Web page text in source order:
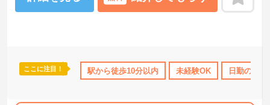
110日以上 資格取得サポート 研修制度あり 産休･育休･介護
ここに注目！ 駅から徒歩10分以内 未経験OK 日勤のみ